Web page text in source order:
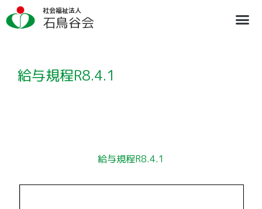
容
を
社会福祉法人
石鳥谷会
給与規程R8.4.1
給与規程R8.4.1